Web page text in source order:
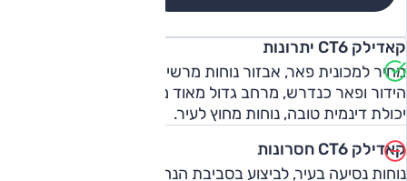
קאדילק CT6 יתרונות
מחיר למכונית פאר, אבזור נוחות מרשים, אבזור בטיחות מתקדם,
הידור ופאר כנדרש, מרחב גדול מאוד מאחור, ביצועים משובחים,
יכולת דינמית טובה, נוחות מחוץ לעיר.
קאדילק CT6 חסרונות
נוחות נסיעה בעיר, לביצוע בסביבת הנהג חסרים המילימטרים